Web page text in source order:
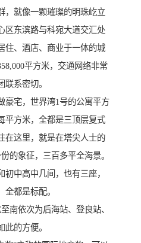
，就像一颗璀璨的明珠屹立
区东滨路与科宛大道交汇处
住、酒店、商业于一体的城
平方米，交通网络非常
系密切。
豪宅，世界湾1号的公寓平方
平方米，全都是三顶层复式
在这里，就是在塔尖人士的
的象征，三百多平全海景。
中高中几间，也有三座，
都是标配。
南依次为后海站、登良站、
的方便。